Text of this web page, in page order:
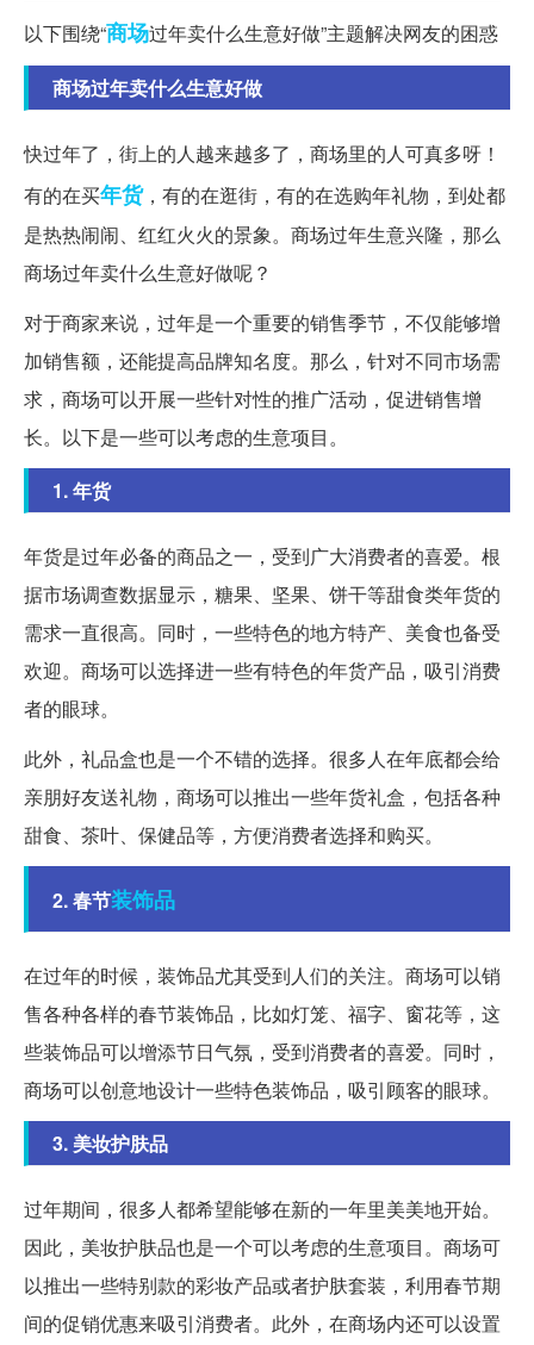
以下围绕“商场过年卖什么生意好做”主题解决网友的困惑
商场过年卖什么生意好做
快过年了，街上的人越来越多了，商场里的人可真多呀！
有的在买年货，有的在逛街，有的在选购年礼物，到处都
是热热闹闹、红红火火的景象。商场过年生意兴隆，那么
商场过年卖什么生意好做呢？
对于商家来说，过年是一个重要的销售季节，不仅能够增
加销售额，还能提高品牌知名度。那么，针对不同市场需
求，商场可以开展一些针对性的推广活动，促进销售增
长。以下是一些可以考虑的生意项目。
1. 年货
年货是过年必备的商品之一，受到广大消费者的喜爱。根
据市场调查数据显示，糖果、坚果、饼干等甜食类年货的
需求一直很高。同时，一些特色的地方特产、美食也备受
欢迎。商场可以选择进一些有特色的年货产品，吸引消费
者的眼球。
此外，礼品盒也是一个不错的选择。很多人在年底都会给
亲朋好友送礼物，商场可以推出一些年货礼盒，包括各种
甜食、茶叶、保健品等，方便消费者选择和购买。
2. 春节装饰品
在过年的时候，装饰品尤其受到人们的关注。商场可以销
售各种各样的春节装饰品，比如灯笼、福字、窗花等，这
些装饰品可以增添节日气氛，受到消费者的喜爱。同时，
商场可以创意地设计一些特色装饰品，吸引顾客的眼球。
3. 美妆护肤品
过年期间，很多人都希望能够在新的一年里美美地开始。
因此，美妆护肤品也是一个可以考虑的生意项目。商场可
以推出一些特别款的彩妆产品或者护肤套装，利用春节期
间的促销优惠来吸引消费者。此外，在商场内还可以设置